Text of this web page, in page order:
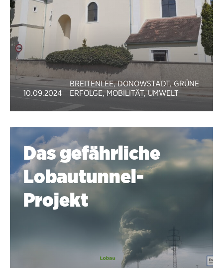
10.09.2024
BREITENLEE,DONOWSTADT,GRÜNE
ERFOLGE, MOBILITÄT,UMWELT
Das gefährliche
Lobautunnel-
Projekt